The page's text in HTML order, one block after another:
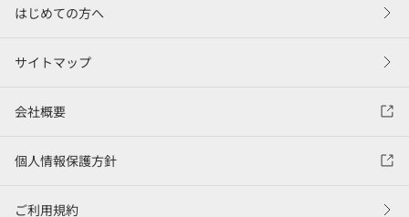
はじめての方へ
サイトマップ
会社概要
個人情報保護方針
ご利用規約